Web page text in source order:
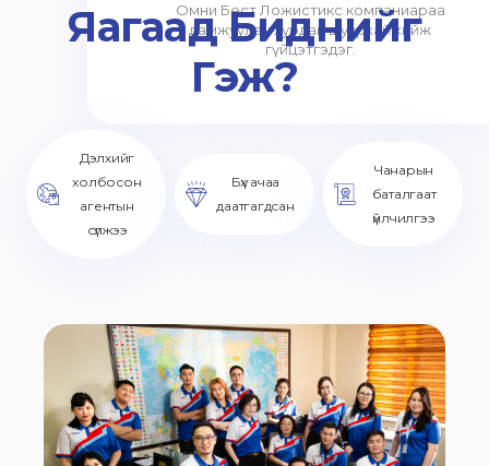
Омни Бест Ложистикс компаниараа
дамжуулан хурдан шуурхай хийж
гүйцэтгэдэг.
Яагаад Биднийг
Гэж?
Дэлхийг
холбосон
агентын
сүлжээ
Бүх ачаа
даатгагдсан
Чанарын
баталгаат
үйлчилгээ